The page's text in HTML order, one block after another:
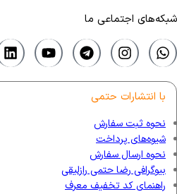
شبکه‌های اجتماعی ما
با انتشارات حتمی
نحوه ثبت سفارش
شیوه‌های پرداخت
نحوه ارسال سفارش
بیوگرافی رضا حتمی رازلیقی
راهنمای کد تخفیف معرف